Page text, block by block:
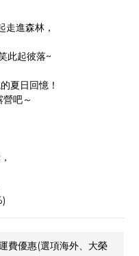
走進森林，
此起彼落~
夏日回憶！
吧～
費優惠(選項海外、大榮